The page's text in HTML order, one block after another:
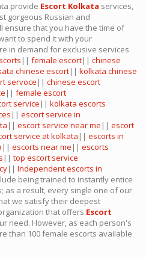
provide Escort Kolkata services,
gorgeous Russian and
ensure that you have the time of
to spend it with your
in demand for exclusive services
|| female escort|| chinese
chinese escort|| kolkata chinese
servoce || chinese escort
|| female escort
service || kolkata escorts
|| escort service in
|| escort service near me || escort
service at kolkata || escorts in
|| escorts near me || escorts
|| top escort service
|| Independent escorts in
being trained to instantly entice
as a result, every single one of our
we satisfy their deepest
that offers Escort
need. However, as each person's
than 100 female escorts available